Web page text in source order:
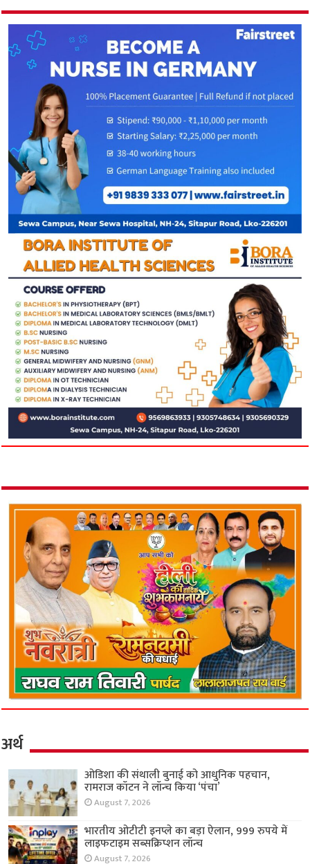
अर्थ
ओडिशा की संथाली बुनाई को आधुनिक पहचान,
रामराज कॉटन ने लॉन्च किया ‘पंचा’
August 7, 2026
भारतीय ओटीटी इनप्ले का बड़ा ऐलान, 999 रुपये में
लाइफटाइम सब्सक्रिप्शन लॉन्च
August 7, 2026